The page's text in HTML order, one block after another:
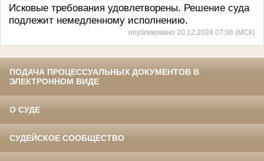
Исковые требования удовлетворены. Решение суда
подлежит немедленному исполнению.
опубликовано 20.12.2024 07:08 (МСК)
ПОДАЧА ПРОЦЕССУАЛЬНЫХ ДОКУМЕНТОВ В
ЭЛЕКТРОННОМ ВИДЕ
О СУДЕ
СУДЕЙСКОЕ СООБЩЕСТВО